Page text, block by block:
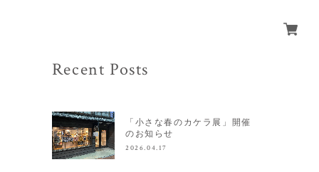
Recent Posts
「小さな春のカケラ展」開催
のお知らせ
2026.04.17